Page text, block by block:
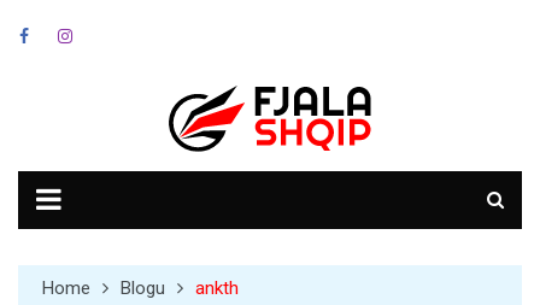
Home Blogu ankth